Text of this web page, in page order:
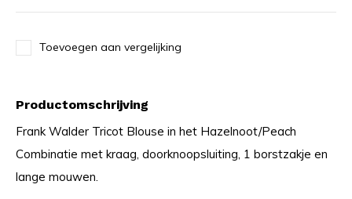
Toevoegen aan vergelijking
Productomschrijving
Frank Walder Tricot Blouse in het Hazelnoot/Peach
Combinatie met kraag, doorknoopsluiting, 1 borstzakje en
lange mouwen.